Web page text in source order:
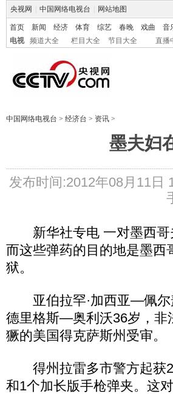
央视网 中国网络电视台 网站地图
首页 新闻 经济 体育 综艺 春晚 戏曲 音
电视
频道大全 栏目大全 节目大全 直播
中国网络电视台 > 经济台 > 资讯 >
墨夫妇
发布时间:2012年08月11日
新华社专电 一对墨西哥
而这些弹药的目的地是墨西
狱。
亚伯拉罕·加西亚—佩尔
德里格斯—奥利沃36岁，非
獗的美国得克萨斯州受审。
得州拉雷多市警方起获
和1个加长版手枪弹夹。这